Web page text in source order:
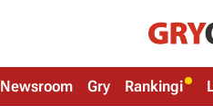
Newsroom Gry Rankingi